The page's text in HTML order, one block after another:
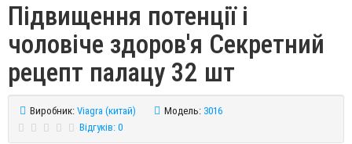
Підвищення потенції і
чоловіче здоров'я Секретний
рецепт палацу 32 шт
Виробник: Viagra (китай) Модель: 3016
Відгуків: 0